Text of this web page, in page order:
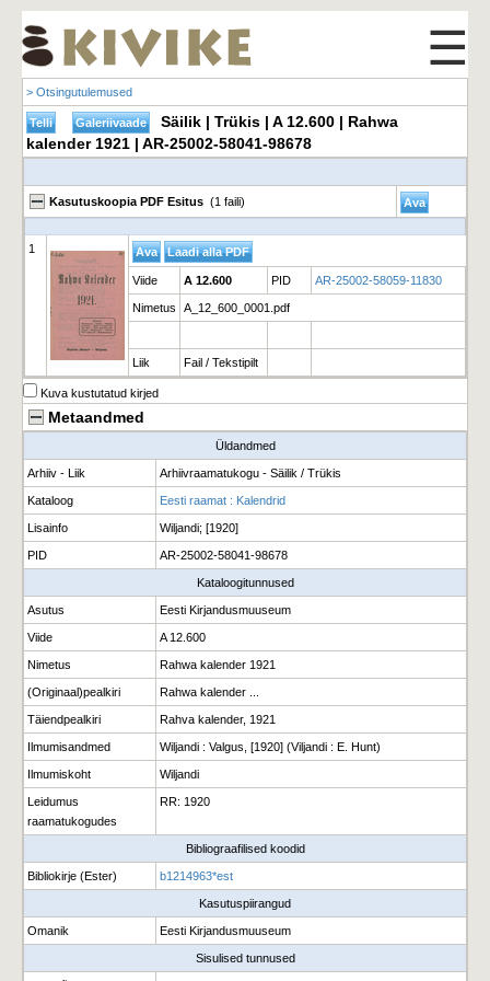
☰
> Otsingutulemused
Säilik | Trükis | A 12.600 | Rahwa
kalender 1921 | AR-25002-58041-98678
Kasutuskoopia PDF Esitus (1 faili)
1
Viide A 12.600 PID AR-25002-58059-11830
Nimetus A_12_600_0001.pdf
Liik Fail / Tekstipilt
Kuva kustutatud kirjed
Metaandmed
Üldandmed
Arhiiv - Liik Arhiivraamatukogu - Säilik / Trükis
Kataloog Eesti raamat : Kalendrid
Lisainfo Wiljandi; [1920]
PID AR-25002-58041-98678
Kataloogitunnused
Asutus Eesti Kirjandusmuuseum
Viide A 12.600
Nimetus Rahwa kalender 1921
(Originaal)pealkiri Rahwa kalender ...
Täiendpealkiri Rahva kalender, 1921
Ilmumisandmed Wiljandi : Valgus, [1920] (Viljandi : E. Hunt)
Ilmumiskoht Wiljandi
Leidumus
raamatukogudes
RR: 1920
Bibliograafilised koodid
Bibliokirje (Ester) b1214963*est
Kasutuspiirangud
Omanik Eesti Kirjandusmuuseum
Sisulised tunnused